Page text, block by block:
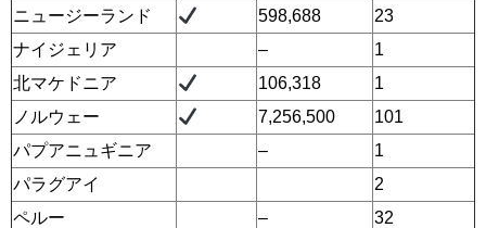
ニュージーランド
598,688
23
ナイジェリア
–
1
北マケドニア
106,318
1
ノルウェー
7,256,500
101
パプアニュギニア
–
1
パラグアイ
2
ペルー
–
32